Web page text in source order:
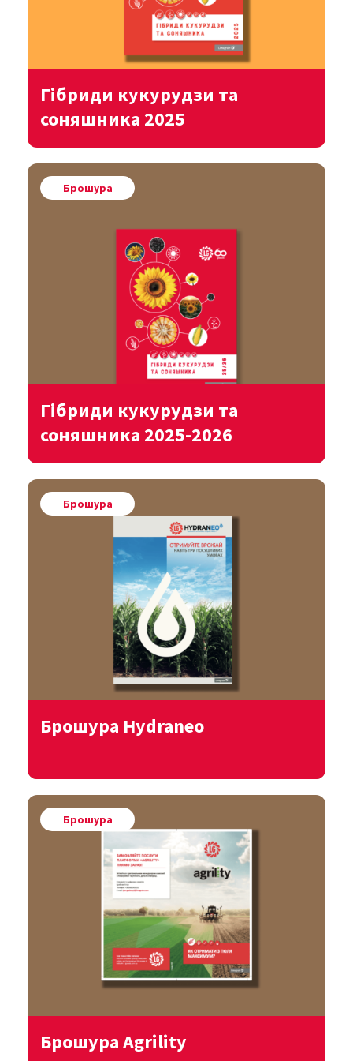
Гібриди кукурудзи та
соняшника 2025
Завантажити
Брошура
Гібриди кукурудзи та
соняшника 2025-2026
Завантажити
Брошура
Брошура Hydraneo
Завантажити
Брошура
Брошура Agrility